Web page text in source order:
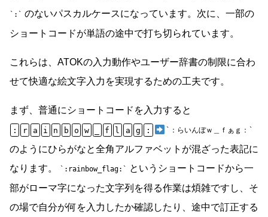
:
のないパスカルケースになっています。次に、一部の
ショートコードが単語の途中で打ち切られています。
これらは、ATOKの入力動作やユーザー辞書の制限に合わ
せて快適な絵文字入力を実現するための工夫です。
まず、普通にショートコードを入力すると
: r a i n b o w f l a g : ：らいんぼｗ＿ｆぁｇ：
のようにひらがなと全角アルファベットが混ざった表記に
なります。
:rainbow_flag:
というショートコードから一
部がローマ字になった文字列を得る作業は煩雑ですし、そ
の場で自分が何を入力したか確認したり、途中で訂正する